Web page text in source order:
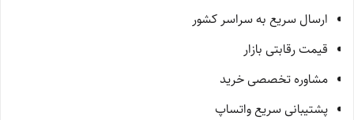
ارسال سریع به سراسر کشور
قیمت رقابتی بازار
مشاوره تخصصی خرید
پشتیبانی سریع واتساپ